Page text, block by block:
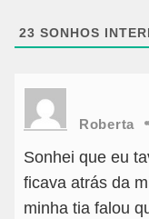
23 SONHOS
Roberta
Sonhei que eu
ficava atrás da
minha tia falou